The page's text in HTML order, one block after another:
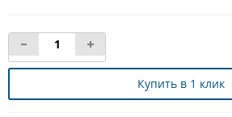
Купить в 1 клик